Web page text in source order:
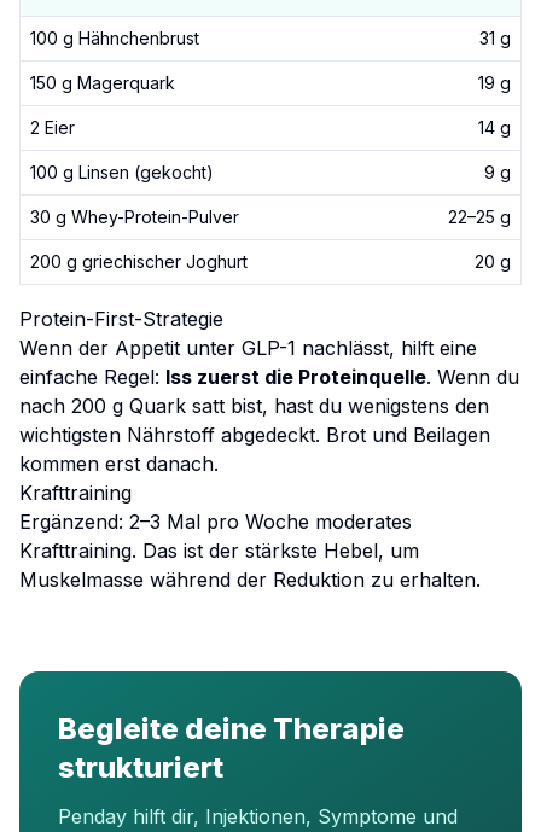
100 g Hähnchenbrust 31 g
150 g Magerquark 19 g
2 Eier 14 g
100 g Linsen (gekocht) 9 g
30 g Whey-Protein-Pulver 22–25 g
200 g griechischer Joghurt 20 g
Protein-First-Strategie
Wenn der Appetit unter GLP-1 nachlässt, hilft eine
einfache Regel: Iss zuerst die Proteinquelle. Wenn du
nach 200 g Quark satt bist, hast du wenigstens den
wichtigsten Nährstoff abgedeckt. Brot und Beilagen
kommen erst danach.
Krafttraining
Ergänzend: 2–3 Mal pro Woche moderates
Krafttraining. Das ist der stärkste Hebel, um
Muskelmasse während der Reduktion zu erhalten.
Begleite deine Therapie
strukturiert
Penday hilft dir, Injektionen, Symptome und